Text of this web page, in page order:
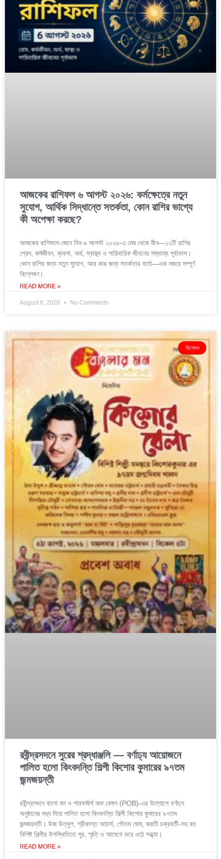
আজকের রাশিফল ৬ আগস্ট ২০২৬: কর্মক্ষেত্রে নতুন
সুযোগ, আর্থিক সিদ্ধান্তে সতর্কতা, কোন রাশির ভাগ্যে
কী অপেক্ষা করছে?
আজকের রাশিফলে জেনে নিন ৬ আগস্ট ২০২৬-এ মেষ থেকে মীন—১২টি রাশির
প্রেম, কর্মজীবন, ব্যবসা, অর্থ, স্বাস্থ্য ও পারিবারিক জীবনের সম্ভাব্য পূর্বাভাস।
কোন রাশির জন্য নতুন সুযোগ, আর কার জন্য সতর্কতার বার্তা—এক নজরে সম্পূর্ণ
বিশ্লেষণ।
READ MORE »
August 6, 2026 No Comments
বিনোদন
রবীন্দ্রসদনে সুরের শ্রদ্ধাঞ্জলি — বর্ণাঢ্য আয়োজনে
পালিত হলো কিংবদন্তি শিল্পী কিশোর কুমারের ৯৭তম
জন্মজয়ন্তী
রবীন্দ্রসদনে বাংলা মন ও পারফর্মার্স অফ বেঙ্গল (POB)-এর উদ্যোগে বর্ণাঢ্য
অনুষ্ঠানের মধ্য দিয়ে পালিত হলো কিংবদন্তি শিল্পী কিশোর কুমারের ৯৭তম
জন্মজয়ন্তী। উষা উত্থুপ, শ্রীকান্ত আচার্য, গৌতম ঘোষ, জয়তী চক্রবর্তী-সহ বহু
বিশিষ্ট শিল্পীর উপস্থিতিতে সুর, স্মৃতি ও আবেগে ভরে ওঠে সন্ধ্যা।
READ MORE »